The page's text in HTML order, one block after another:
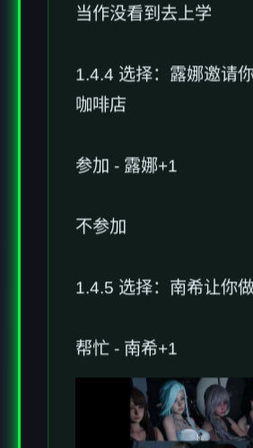
当作没看到去上学
1.4.4 选择：露娜邀请
咖啡店
参加 - 露娜+1
不参加
1.4.5 选择：南希让你
帮忙 - 南希+1